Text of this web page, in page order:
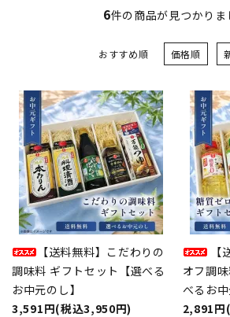
6件の商品が見つかりま
おすすめ順 価格順
【送料無料】こだわりの
調味料 ギフトセット【選べる
お中元のし】
3,591円(税込3,950円)
【
オフ調
べるお中
2,891円